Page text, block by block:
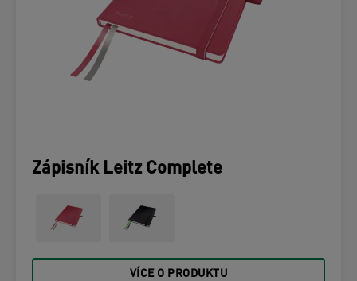
Zápisník Leitz Complete
VÍCE O PRODUKTU